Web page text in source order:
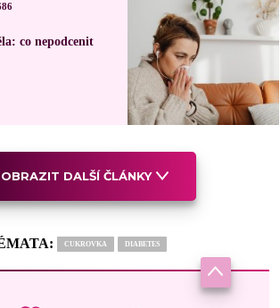
co nepodcenit
DALŠÍ ČLÁNKY
CUKROVKA DIABETES